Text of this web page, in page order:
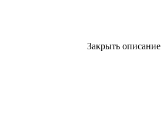
Закрыть описание